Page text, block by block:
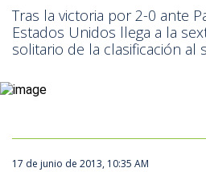
Tras la victoria por 2-0 ante
Estados Unidos llega a la
solitario de la clasificación al
17 de junio de 2013, 10:35 AM